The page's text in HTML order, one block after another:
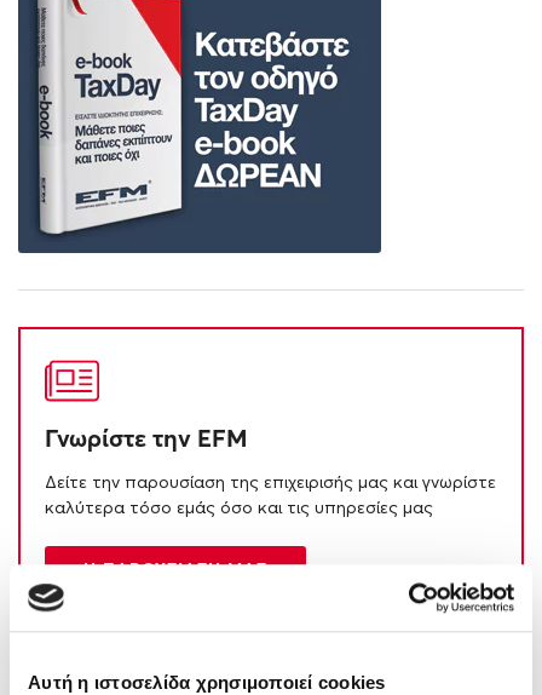
Αυτή η ιστοσελίδα χρησιμοποιεί cookies
Γνωρίστε την EFM
Δείτε την παρουσίαση της επιχειρισής μας και γνωρίστε
καλύτερα τόσο εμάς όσο και τις υπηρεσίες μας
Η ΠΑΡΟΥΣΙΑΣΗ ΜΑΣ